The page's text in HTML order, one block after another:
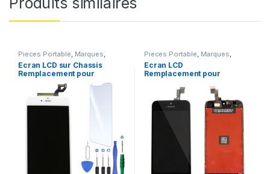
Pieces Portable Marques
iPhone 6S Plus
Ecran LCD sur Chassis
Remplacement pour
iPhone 6S Plus Blanc
Pieces Portable Marques
iPhone 5s
Ecran LCD
Remplacement pour
tactile + Outils